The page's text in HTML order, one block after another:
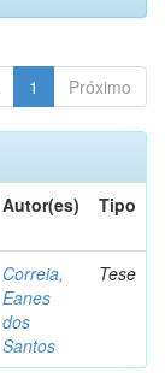
1 Próximo
Autor(es) Tipo
Correia,
Eanes
dos
Santos
Tese